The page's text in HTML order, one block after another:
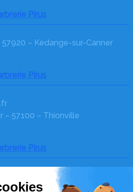
Pirus
– Kédange-sur-Canner
Pirus
– 57100 – Thionville
Pirus
57570 – Cattenom